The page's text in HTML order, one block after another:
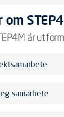
om
är
samarbete